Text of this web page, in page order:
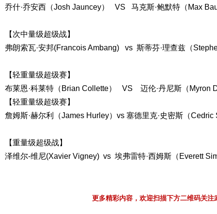
乔什·乔安西（Josh Jauncey） VS 马克斯·鲍默特（Max
【次中量级超级战】
弗朗索瓦·安邦(Francois Ambang) vs 斯蒂芬·理查兹（
【轻重量级超级赛】
布莱恩·科莱特（Brian Collette） VS 迈伦·丹尼斯（Myron
【轻重量级超级赛】
詹姆斯·赫尔利（James Hurley）vs 塞德里克·史密斯（Cedric
【重量级超级战】
泽维尔-维尼(Xavier Vigney) vs 埃弗雷特·西姆斯（Everett
更多精彩内容，欢迎扫描下方二维码关注